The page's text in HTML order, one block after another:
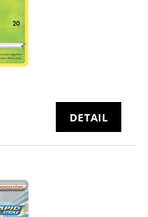
DETAIL